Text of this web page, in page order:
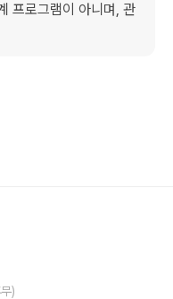
프로그램이 아니며, 관
)